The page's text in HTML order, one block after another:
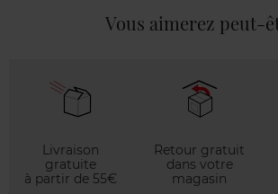
Vous aimerez peut-
Livraison
gratuite
à partir de 55€
Retour gratuit
dans votre
magasin